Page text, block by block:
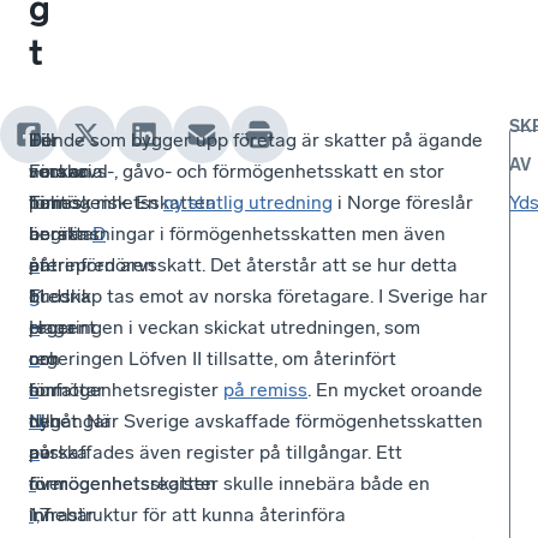
t
I
veckan
har
norskaD
a
g
e
n
s
N
a
r
i
Till
Financial
Times
berättar
entreprenören
Fredrik
Haga
om
hur
den
norska
förmögenhetsskatten
innebär
Den
norska
förmögenhetsskatten
är
på
1,1
procent
och
omfattar
tillgångar
på
över
1,7
För de som bygger upp företag är skatter på ägande
som arvs-, gåvo- och förmögenhetsskatt en stor
politisk risk. Enny statlig utredning i Norge föreslår
begränsningar i förmögenhetsskatten men även
återinförd arvsskatt. Det återstår att se hur detta
budskap tas emot av norska företagare. I Sverige har
regeringen i veckan skickat utredningen, som
regeringen Löfven II tillsatte, om återinfört
förmögenhetsregister på remiss. En mycket oroande
nyhet. När Sverige avskaffade förmögenhetsskatten
avskaffades även register på tillgångar. Ett
förmögenhetsregister skulle innebära både en
infrastruktur för att kunna återinföra
AV